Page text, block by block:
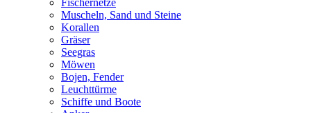
Muscheln, Sand und Steine
Korallen
Gräser
Seegras
Möwen
Bojen, Fender
Leuchttürme
Schiffe und Boote